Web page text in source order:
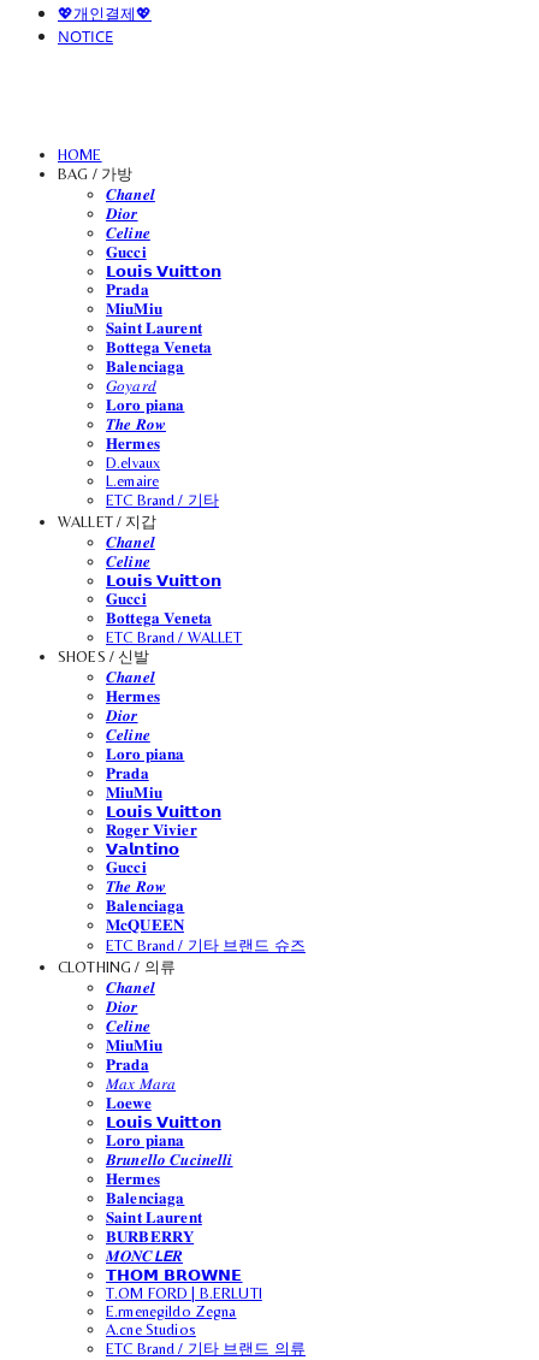
💖개인결제💖
NOTICE
HOME
BAG / 가방
𝑪𝒉𝒂𝒏𝒆𝒍
𝑫𝒊𝒐𝒓
𝑪𝒆𝒍𝒊𝒏𝒆
𝐆𝐮𝐜𝐜𝐢
𝗟𝗼𝘂𝗶𝘀 𝗩𝘂𝗶𝘁𝘁𝗼𝗻
𝐏𝐫𝐚𝐝𝐚
𝐌𝐢𝐮𝐌𝐢𝐮
𝐒𝐚𝐢𝐧𝐭 𝐋𝐚𝐮𝐫𝐞𝐧𝐭
𝐁𝐨𝐭𝐭𝐞𝐠𝐚 𝐕𝐞𝐧𝐞𝐭𝐚
𝐁𝐚𝐥𝐞𝐧𝐜𝐢𝐚𝐠𝐚
𝐺𝑜𝑦𝑎𝑟𝑑
𝐋𝐨𝐫𝐨 𝐩𝐢𝐚𝐧𝐚
𝑻𝒉𝒆 𝑹𝒐𝒘
𝐇𝐞𝐫𝐦𝐞𝐬
D.elvaux
L.emaire
ETC Brand / 기타
WALLET / 지갑
𝑪𝒉𝒂𝒏𝒆𝒍
𝑪𝒆𝒍𝒊𝒏𝒆
𝗟𝗼𝘂𝗶𝘀 𝗩𝘂𝗶𝘁𝘁𝗼𝗻
𝐆𝐮𝐜𝐜𝐢
𝐁𝐨𝐭𝐭𝐞𝐠𝐚 𝐕𝐞𝐧𝐞𝐭𝐚
ETC Brand / WALLET
SHOES / 신발
𝑪𝒉𝒂𝒏𝒆𝒍
𝐇𝐞𝐫𝐦𝐞𝐬
𝑫𝒊𝒐𝒓
𝑪𝒆𝒍𝒊𝒏𝒆
𝐋𝐨𝐫𝐨 𝐩𝐢𝐚𝐧𝐚
𝐏𝐫𝐚𝐝𝐚
𝐌𝐢𝐮𝐌𝐢𝐮
𝗟𝗼𝘂𝗶𝘀 𝗩𝘂𝗶𝘁𝘁𝗼𝗻
𝐑𝐨𝐠𝐞𝐫 𝐕𝐢𝐯𝐢𝐞𝐫
𝗩𝗮𝗹𝗻𝘁𝗶𝗻𝗼
𝐆𝐮𝐜𝐜𝐢
𝑻𝒉𝒆 𝑹𝒐𝒘
𝐁𝐚𝐥𝐞𝐧𝐜𝐢𝐚𝐠𝐚
𝐌𝐜𝐐𝐔𝐄𝐄𝐍
ETC Brand / 기타 브랜드 슈즈
CLOTHING / 의류
𝑪𝒉𝒂𝒏𝒆𝒍
𝑫𝒊𝒐𝒓
𝑪𝒆𝒍𝒊𝒏𝒆
𝐌𝐢𝐮𝐌𝐢𝐮
𝐏𝐫𝐚𝐝𝐚
𝑀𝑎𝑥 𝑀𝑎𝑟𝑎
𝐋𝐨𝐞𝐰𝐞
𝗟𝗼𝘂𝗶𝘀 𝗩𝘂𝗶𝘁𝘁𝗼𝗻
𝐋𝐨𝐫𝐨 𝐩𝐢𝐚𝐧𝐚
𝑩𝒓𝒖𝒏𝒆𝒍𝒍𝒐 𝑪𝒖𝒄𝒊𝒏𝒆𝒍𝒍𝒊
𝐇𝐞𝐫𝐦𝐞𝐬
𝐁𝐚𝐥𝐞𝐧𝐜𝐢𝐚𝐠𝐚
𝐒𝐚𝐢𝐧𝐭 𝐋𝐚𝐮𝐫𝐞𝐧𝐭
𝐁𝐔𝐑𝐁𝐄𝐑𝐑𝐘
𝑴𝑶𝑵𝑪𝙇𝙀𝑹
𝗧𝗛𝗢𝗠 𝗕𝗥𝗢𝗪𝗡𝗘
T.OM FORD | B.ERLUTI
E.rmenegildo Zegna
A.cne Studios
ETC Brand / 기타 브랜드 의류